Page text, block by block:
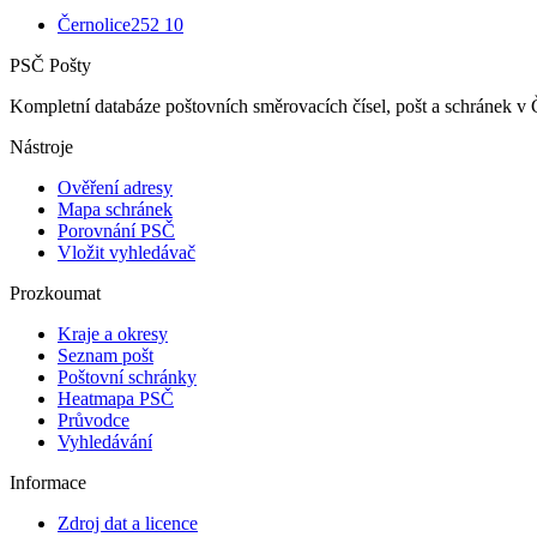
Černolice252 10
PSČ Pošty
Kompletní databáze poštovních směrovacích čísel, pošt a schránek v
Nástroje
Ověření adresy
Mapa schránek
Porovnání PSČ
Vložit vyhledávač
Prozkoumat
Kraje a okresy
Seznam pošt
Poštovní schránky
Heatmapa PSČ
Průvodce
Vyhledávání
Informace
Zdroj dat a licence